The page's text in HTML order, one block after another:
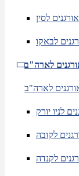
לסין
לבאקו
לארה"ב
לארה"ב
לניו יורק
לקובה
לקנדה